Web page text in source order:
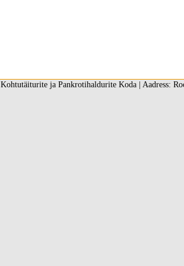
Kohtutäiturite ja Pankrotihaldurite Koda | Aadress: